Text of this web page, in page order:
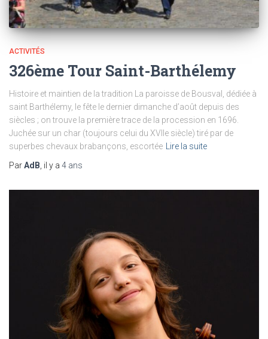
ACTIVITÉS
326ème Tour Saint-Barthélemy
Histoire et maintien de la tradition La paroisse de Bousval, dédiée à
saint Barthélemy, le fête le dernier dimanche d’août depuis des
siècles ; on trouve la première trace de la procession en 1696.
Juchée sur un char (toujours celui du XVIIe siècle) tiré par de
superbes chevaux brabançons, escortée
Lire la suite
ParAdB , il y a 4 ans